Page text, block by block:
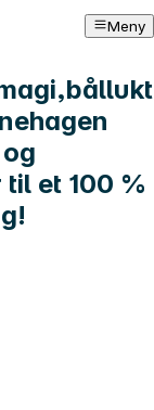
Meny
et 100 %